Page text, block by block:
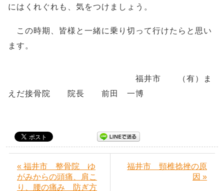
にはくれぐれも、気をつけましょう。
この時期、皆様と一緒に乗り切って行けたらと思い
ます。
福井市 （有）ま
えだ接骨院 院長 前田 一博
« 福井市 整骨院 ゆ
がみからの頭痛、肩こ
り、腰の痛み 防ぎ方
福井市 頸椎捻挫の原
因 »